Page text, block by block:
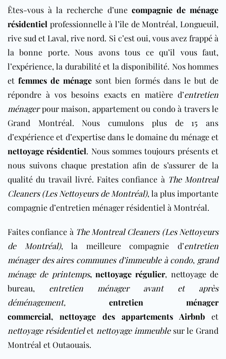
Êtes-vous à la recherche d’une compagnie de ménage
résidentiel professionnelle à l’île de Montréal, Longueuil,
rive sud et Laval, rive nord. Si c’est oui, vous avez frappé à
la bonne porte. Nous avons tous ce qu’il vous faut,
l’expérience, la durabilité et la disponibilité. Nos hommes
et femmes de ménage sont bien formés dans le but de
répondre à vos besoins exacts en matière d’entretien
ménagerpour maison, appartement ou condo à travers le
Grand Montréal. Nous cumulons plus de 15 ans
d’expérience et d’expertise dans le domaine du ménage et
nettoyage résidentiel. Nous sommes toujours présents et
nous suivons chaque prestation afin de s’assurer de la
qualité du travail livré. Faites confiance à The Montreal
Cleaners (Les Nettoyeurs de Montréal), la plus importante
compagnie d’entretien ménager résidentiel à Montréal.
Faites confiance à The Montreal Cleaners (Les Nettoyeurs
de Montréal), la meilleure compagnie d’entretien
ménager des aires communes d’immeuble à condo, grand
ménage de printemps,nettoyage régulier, nettoyage de
bureau, entretien ménager avant et après
déménagement, entretien ménager
commercial, nettoyage des appartements Airbnb et
nettoyage résidentielet nettoyage immeublesur le Grand
Montréal et Outaouais.